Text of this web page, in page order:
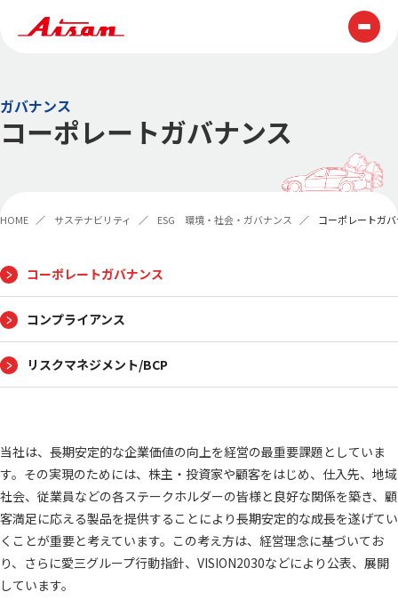
テクノロジー ものづくり
製品情報
企業情報
AISAN早わかり
会社概要 役員一覧
愛三グループ 映像ライブラリ
スポーツ活動 スポンサード
最新ニュース
ニュース一覧
ガバナンス
コーポレートガバナンス
HOME サステナビリティ ESG 環境・社会・ガバナンス コーポレートガ
コーポレートガバナンス
コンプライアンス
リスクマネジメント/BCP
当社は、長期安定的な企業価値の向上を経営の最重要課題としていま
す。その実現のためには、株主・投資家や顧客をはじめ、仕入先、地域
社会、従業員などの各ステークホルダーの皆様と良好な関係を築き、顧
客満足に応える製品を提供することにより長期安定的な成長を遂げてい
くことが重要と考えています。この考え方は、経営理念に基づいてお
り、さらに愛三グループ行動指針、VISION2030などにより公表、展開
しています。